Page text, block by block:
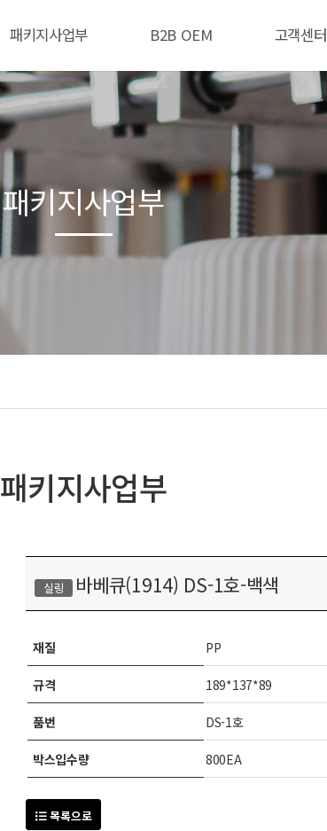
패키지사업부 B2B OEM 고객센터
패키지사업부
패키지사업부
실링 바베큐(1914) DS-1호-백색
재질 PP
규격 189*137*89
품번 DS-1호
박스입수량 800EA
목록으로